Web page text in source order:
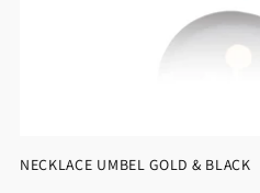
NECKLACE UMBEL GOLD & BLACK